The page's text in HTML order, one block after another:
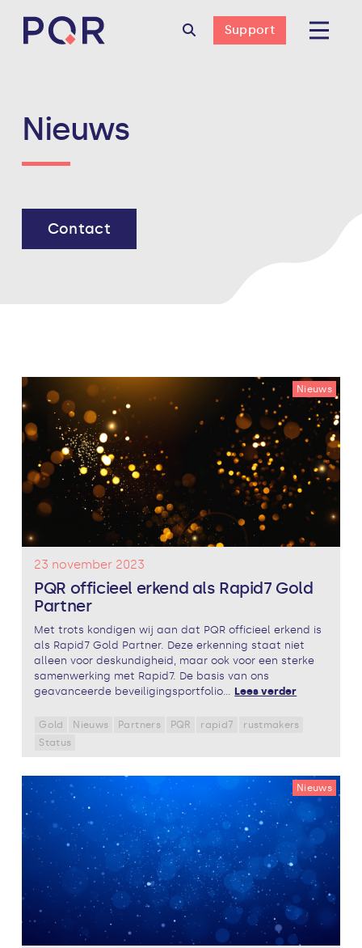
Support
Nieuws
Contact
Nieuws
23 november 2023
PQR officieel erkend als Rapid7 Gold
Partner
Met trots kondigen wij aan dat PQR officieel erkend is
als Rapid7 Gold Partner. Deze erkenning staat niet
alleen voor deskundigheid, maar ook voor een sterke
samenwerking met Rapid7. De basis van ons
geavanceerde beveiligingsportfolio... Lees verder
Gold Nieuws Partners PQR rapid7
rustmakers
Status
Nieuws